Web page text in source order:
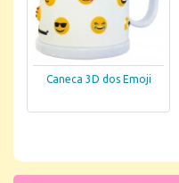
Caneca 3D dos Emoji